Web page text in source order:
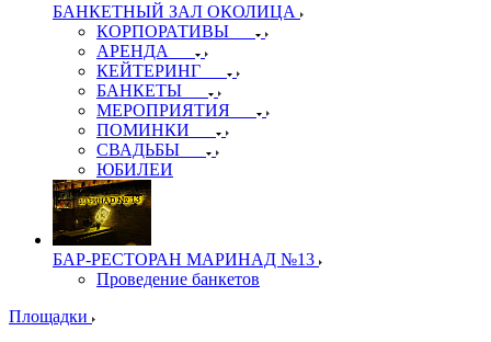
БАНКЕТНЫЙ ЗАЛ ОКОЛИЦА
КОРПОРАТИВЫ
АРЕНДА
КЕЙТЕРИНГ
БАНКЕТЫ
МЕРОПРИЯТИЯ
ПОМИНКИ
СВАДЬБЫ
ЮБИЛЕИ
БАР-РЕСТОРАН МАРИНАД №13
Проведение банкетов
Площадки